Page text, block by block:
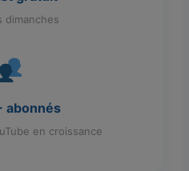
dimanches
abonnés
en croissance